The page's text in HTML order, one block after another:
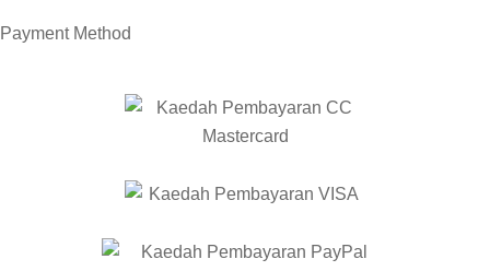
PaymentMethod